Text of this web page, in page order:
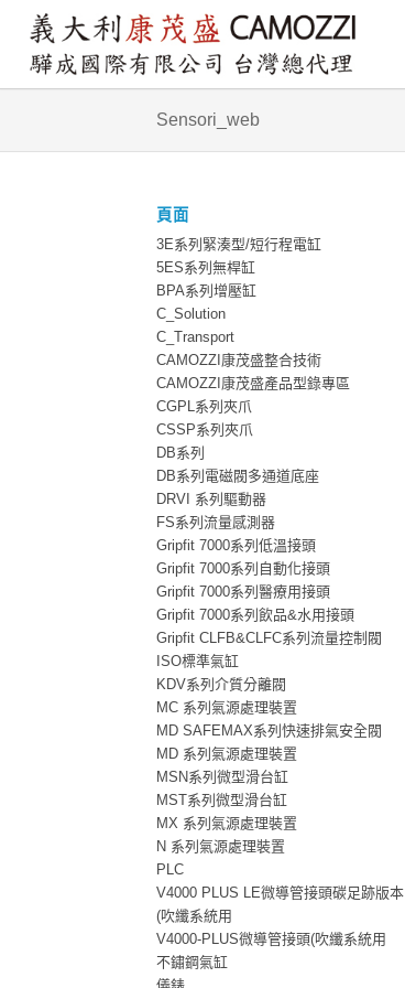
Sensori_web
頁面
3E系列緊湊型/短行程電缸
5ES系列無桿缸
BPA系列增壓缸
C_Solution
C_Transport
CAMOZZI康茂盛整合技術
CAMOZZI康茂盛產品型錄專區
CGPL系列夾爪
CSSP系列夾爪
DB系列
DB系列電磁閥多通道底座
DRVI 系列驅動器
FS系列流量感測器
Gripfit 7000系列低溫接頭
Gripfit 7000系列自動化接頭
Gripfit 7000系列醫療用接頭
Gripfit 7000系列飲品&水用接頭
Gripfit CLFB&CLFC系列流量控制閥
ISO標準氣缸
KDV系列介質分離閥
MC 系列氣源處理裝置
MD SAFEMAX系列快速排氣安全閥
MD 系列氣源處理裝置
MSN系列微型滑台缸
MST系列微型滑台缸
MX 系列氣源處理裝置
N 系列氣源處理裝置
PLC
V4000 PLUS LE微導管接頭碳足跡版本
(吹纖系統用
V4000-PLUS微導管接頭(吹纖系統用
不鏽鋼氣缸